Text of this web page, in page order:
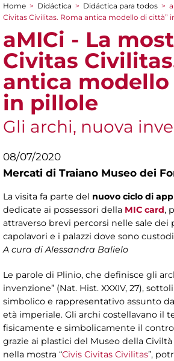
You are here
Home > Didáctica > Didáctica para todos >
Civitas Civilitas. Roma antica modello di città”
aMICi - La
Civitas
antica
in pillole
Gli archi, nuova
08/07/2020
Mercati di Traiano Museo dei
La visita fa parte del nuovo ciclo di
dedicate ai possessori della MIC card,
attraverso brevi percorsi nelle sale dei
capolavori e i palazzi dove sono
A cura diAlessandra Balielo
Le parole di Plinio, che definisce gli
invenzione” (Nat. Hist. XXXIV, 27),
simbolico e rappresentativo assunto
età imperiale. Gli archi costellavano il
fisicamente e simbolicamente il
grazie ai plastici del Museo della
nella mostra “Civis Civitas Civilitas”,